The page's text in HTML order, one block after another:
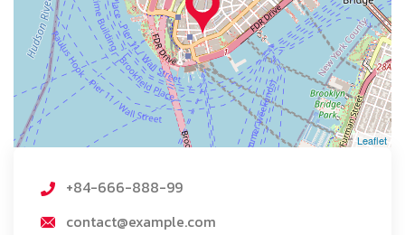
Leaflet
+84-666-888-99
contact@example.com